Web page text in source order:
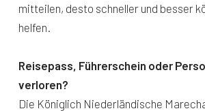
mitteilen, desto schneller und besser
helfen.
Reisepass, Führerschein oder
verloren?
Die Königlich Niederländische